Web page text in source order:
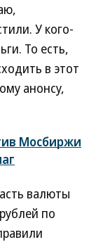
У кого-
То есть,
в этот
анонсу,
Мосбиржи
валюты
по